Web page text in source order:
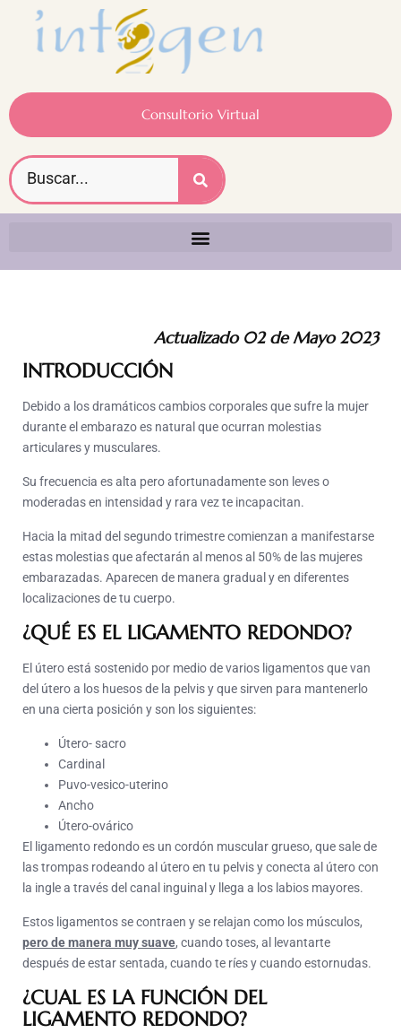
Consultorio Virtual
Actualizado 02 de Mayo 2023
INTRODUCCIÓN
Debido a los dramáticos cambios corporales que sufre la mujer
durante el embarazo es natural que ocurran molestias
articulares y musculares.
Su frecuencia es alta pero afortunadamente son leves o
moderadas en intensidad y rara vez te incapacitan.
Hacia la mitad del segundo trimestre comienzan a manifestarse
estas molestias que afectarán al menos al 50% de las mujeres
embarazadas. Aparecen de manera gradual y en diferentes
localizaciones de tu cuerpo.
¿QUÉ ES EL LIGAMENTO REDONDO?
El útero está sostenido por medio de varios ligamentos que van
del útero a los huesos de la pelvis y que sirven para mantenerlo
en una cierta posición y son los siguientes:
Útero- sacro
Cardinal
Puvo-vesico-uterino
Ancho
Útero-ovárico
El ligamento redondo es un cordón muscular grueso, que sale de
las trompas rodeando al útero en tu pelvis y conecta al útero con
la ingle a través del canal inguinal y llega a los labios mayores.
Estos ligamentos se contraen y se relajan como los músculos,
pero de manera muy suave, cuando toses, al levantarte
después de estar sentada, cuando te ríes y cuando estornudas.
¿CUAL ES LA FUNCIÓN DEL
LIGAMENTO REDONDO?